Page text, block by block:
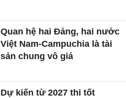
Quan hệ hai Đảng, hai nước
Việt Nam-Campuchia là tài
sản chung vô giá ​
Dự kiến từ 2027 thi tốt